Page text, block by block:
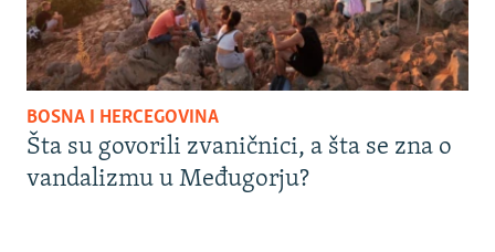
BOSNA I HERCEGOVINA
Šta su govorili zvaničnici, a šta se zna o
vandalizmu u Međugorju?